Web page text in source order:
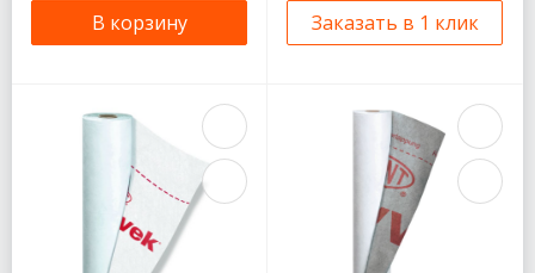
В корзину Заказать в 1 клик